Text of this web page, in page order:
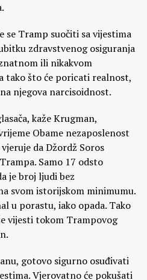
se Tramp suočiti sa vijestima
zdravstvenog osiguranja
ili nikakvom
tako što će poricati realnost,
njegova narcisoidnost.
kaže Krugman,
Obame nezaposlenost
da Džordž Soros
Samo 17 odsto
je broj ljudi bez
svom istorijskom minimumu.
u porastu, iako opada. Tako
vijesti tokom Trampovog
gotovo sigurno osuđivati
Vjerovatno će pokušati